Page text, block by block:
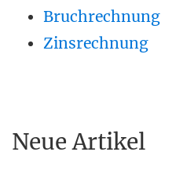
Bruchrechnung
Zinsrechnung
Neue Artikel